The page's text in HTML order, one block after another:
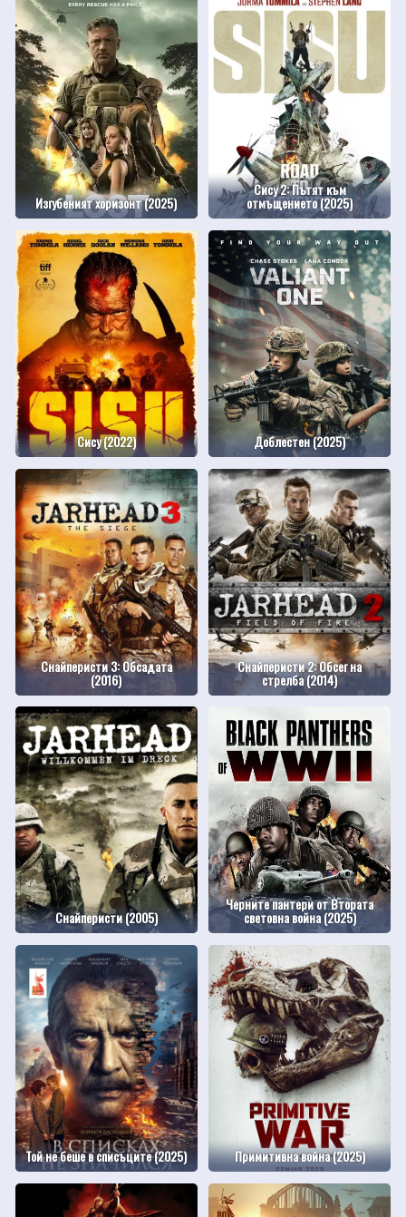
Изгубеният хоризонт (2025)
Сису 2: Пътят към
отмъщението (2025)
Сису (2022) Доблестен (2025)
Снайперисти 3: Обсадата
(2016)
Снайперисти 2: Обсег на
стрелба (2014)
Снайперисти (2005)
Черните пантери от Втората
световна война (2025)
Той не беше в списъците (2025) Примитивна война (2025)